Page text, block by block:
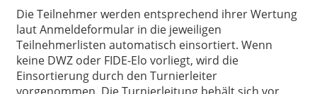
Die Teilnehmer werden entsprechend ihrer Wertung
laut Anmeldeformular in die jeweiligen
Teilnehmerlisten automatisch einsortiert. Wenn
keine DWZ oder FIDE-Elo vorliegt, wird die
Einsortierung durch den Turnierleiter